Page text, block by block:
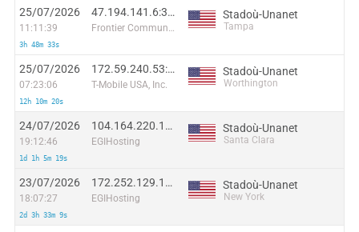
25/07/2026
11:11:39
3h 48m 33s
47.194.141.6:35399
Frontier Communications of America, Inc.
Stadoù-Unanet
Tampa
25/07/2026
07:23:06
12h 10m 20s
172.59.240.53:11342
T-Mobile USA, Inc.
Stadoù-Unanet
Worthington
24/07/2026
19:12:46
1d 1h 5m 19s
104.164.220.131:20040
EGIHosting
Stadoù-Unanet
Santa Clara
23/07/2026
18:07:27
2d 3h 33m 9s
172.252.129.117:19826
EGIHosting
Stadoù-Unanet
New York